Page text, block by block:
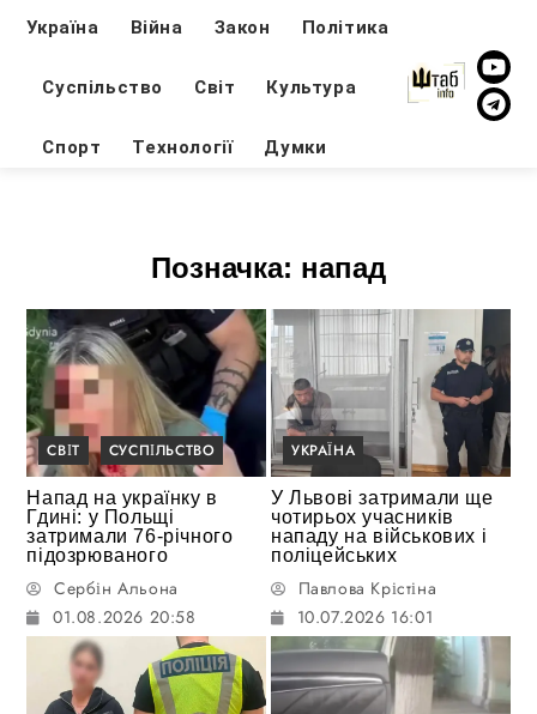
Україна Війна Закон Політика
Суспільство Світ Культура
Спорт Технології Думки
Позначка: напад
СВІТ СУСПІЛЬСТВО
Напад на українку в
Гдині: у Польщі
затримали 76-річного
підозрюваного
Сербін Альона
01.08.2026 20:58
УКРАЇНА
У Львові затримали ще
чотирьох учасників
нападу на військових і
поліцейських
Павлова Крістіна
10.07.2026 16:01